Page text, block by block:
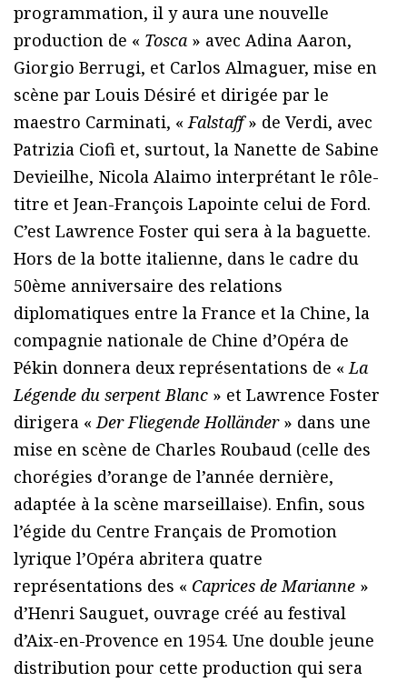
programmation, il y aura une nouvelle
production de « Tosca » avec Adina Aaron,
Giorgio Berrugi, et Carlos Almaguer, mise en
scène par Louis Désiré et dirigée par le
maestro Carminati, «Falstaff» de Verdi, avec
Patrizia Ciofi et, surtout, la Nanette de Sabine
Devieilhe, Nicola Alaimo interprétant le rôle-
titre et Jean-François Lapointe celui de Ford.
C’est Lawrence Foster qui sera à la baguette.
Hors de la botte italienne, dans le cadre du
50ème anniversaire des relations
diplomatiques entre la France et la Chine, la
compagnie nationale de Chine d’Opéra de
Pékin donnera deux représentations de «La
Légende du serpent Blanc » et Lawrence Foster
dirigera «Der Fliegende Holländer» dans une
mise en scène de Charles Roubaud (celle des
chorégies d’orange de l’année dernière,
adaptée à la scène marseillaise). Enfin, sous
l’égide du Centre Français de Promotion
lyrique l’Opéra abritera quatre
représentations des « Caprices de Marianne »
d’Henri Sauguet, ouvrage créé au festival
d’Aix-en-Provence en 1954. Une double jeune
distribution pour cette production qui sera